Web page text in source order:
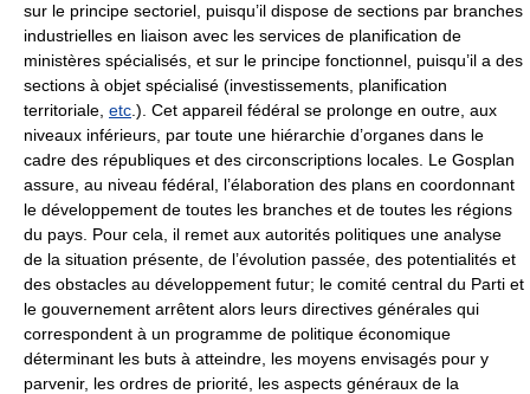
sur le principe sectoriel, puisqu’il dispose de sections par branches
industrielles en liaison avec les services de planification de
ministères spécialisés, et sur le principe fonctionnel, puisqu’il a des
sections à objet spécialisé (investissements, planification
territoriale, etc .). Cet appareil fédéral se prolonge en outre, aux
niveaux inférieurs, par toute une hiérarchie d’organes dans le
cadre des républiques et des circonscriptions locales. Le Gosplan
assure, au niveau fédéral, l’élaboration des plans en coordonnant
le développement de toutes les branches et de toutes les régions
du pays. Pour cela, il remet aux autorités politiques une analyse
de la situation présente, de l’évolution passée, des potentialités et
des obstacles au développement futur; le comité central du Parti et
le gouvernement arrêtent alors leurs directives générales qui
correspondent à un programme de politique économique
déterminant les buts à atteindre, les moyens envisagés pour y
parvenir, les ordres de priorité, les aspects généraux de la